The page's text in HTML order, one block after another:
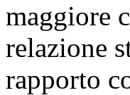
maggiore
relazione
rapporto